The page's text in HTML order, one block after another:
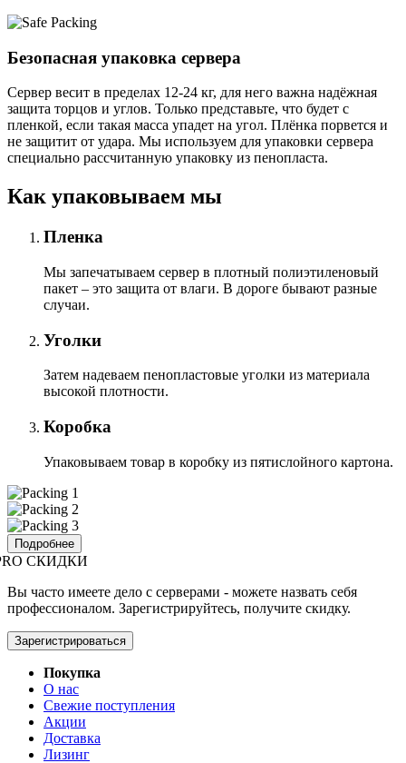
Безопасная упаковка сервера
Сервер весит в пределах 12-24 кг, для него важна надёжная
защита торцов и углов. Только представьте, что будет с
пленкой, если такая масса упадет на угол. Плёнка порвется и
не защитит от удара. Мы используем для упаковки сервера
специально расcчитанную упаковку из пенопласта.
Как упаковываем мы
Пленка
Мы запечатываем сервер в плотный полиэтиленовый
пакет – это защита от влаги. В дороге бывают разные
случаи.
Уголки
Затем надеваем пенопластовые уголки из материала
высокой плотности.
Коробка
Упаковываем товар в коробку из пятислойного картона.
Подробнее
СКИДКИ
Вы часто имеете дело с серверами - можете назвать себя
профессионалом. Зарегистрируйтесь, получите скидку.
Зарегистрироваться
Покупка
О нас
Свежие поступления
Акции
Доставка
Лизинг